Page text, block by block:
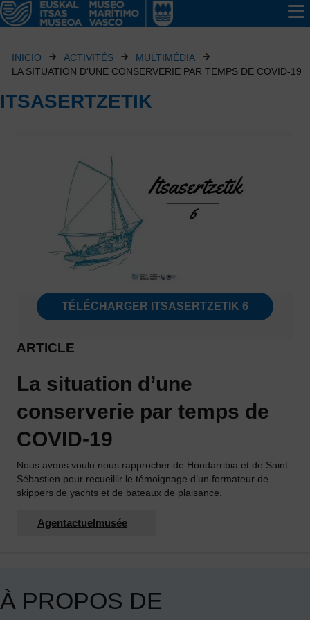
INICIO ACTIVITÉS
MULTIMÉDIA
LA SITUATION D’UNE CONSERVERIE PAR TEMPS DE COVID-19
ITSASERTZETIK
TÉLÉCHARGER ITSASERTZETIK 6
ARTICLE
La situation d’une
conserverie par temps de
COVID-19
Nous avons voulu nous rapprocher de Hondarribia et de Saint
Sébastien pour recueillir le témoignage d’un formateur de
skippers de yachts et de bateaux de plaisance.
Agentactuelmusée
À PROPOS DE